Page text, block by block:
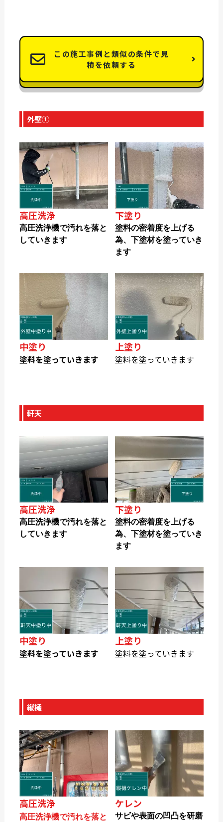
この施工事例と類似の条件で見
積を依頼する
外壁①
高圧洗浄
高圧洗浄機で汚れを落と
していきます
下塗り
塗料の密着度を上げる
為、下塗材を塗っていき
ます
中塗り
塗料を塗っていきます
上塗り
塗料を塗っていきます
軒天
高圧洗浄
高圧洗浄機で汚れを落と
していきます
下塗り
塗料の密着度を上げる
為、下塗材を塗っていき
ます
中塗り
塗料を塗っていきます
上塗り
塗料を塗っていきます
縦樋
高圧洗浄
高圧洗浄機で汚れを落と
ケレン
サビや表面の凹凸を研磨